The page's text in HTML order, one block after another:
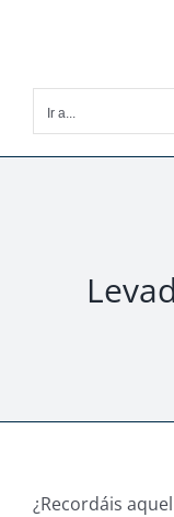
Ir a...
¿Recordáis